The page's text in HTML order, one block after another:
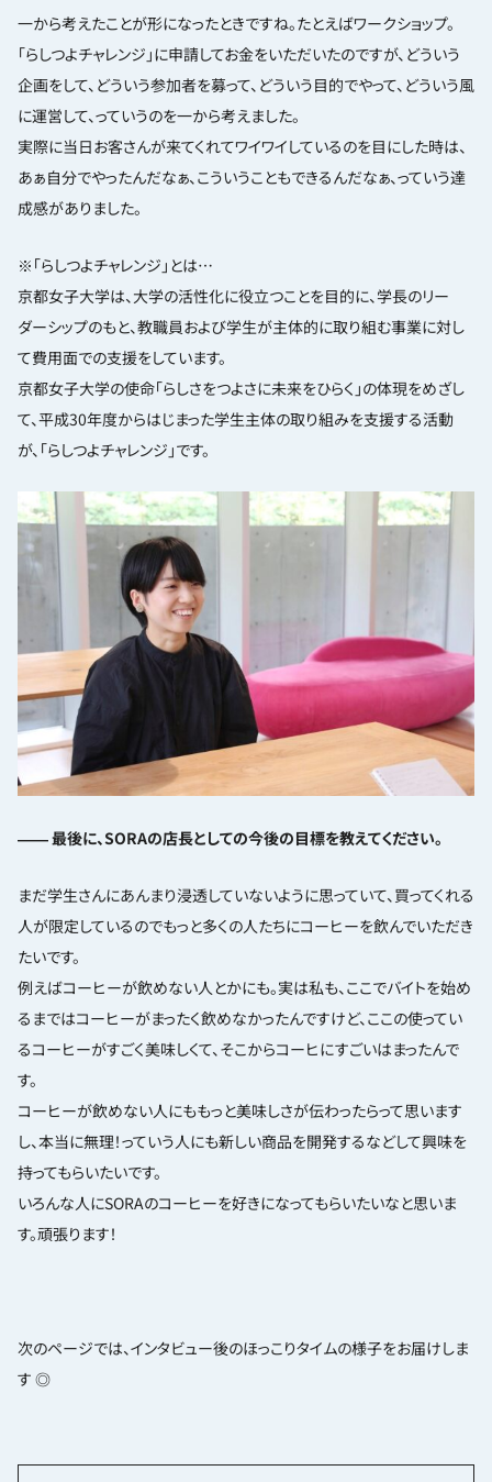
一から考えたことが形になったときですね。たとえばワークショップ。
「らしつよチャレンジ」に申請してお金をいただいたのですが、どういう
企画をして、どういう参加者を募って、どういう目的でやって、どういう風
に運営して、っていうのを一から考えました。
実際に当日お客さんが来てくれてワイワイしているのを目にした時は、
あぁ自分でやったんだなぁ、こういうこともできるんだなぁ、っていう達
成感がありました。
※「らしつよチャレンジ」とは‎…
京都女子大学は、大学の活性化に役立つことを目的に、学長のリー
ダーシップのもと、教職員および学生が主体的に取り組む事業に対し
て費用面での支援をしています。
京都女子大学の使命「らしさをつよさに未来をひらく」の体現をめざし
て、平成30年度からはじまった学生主体の取り組みを支援する活動
が、「らしつよチャレンジ」です。
―― 最後に、SORAの店長としての今後の目標を教えてください。
まだ学生さんにあんまり浸透していないように思っていて、買ってくれる
人が限定しているのでもっと多くの人たちにコーヒーを飲んでいただき
たいです。
例えばコーヒーが飲めない人とかにも。実は私も、ここでバイトを始め
るまではコーヒーがまったく飲めなかったんですけど、ここの使ってい
るコーヒーがすごく美味しくて、そこからコーヒにすごいはまったんで
す。
コーヒーが飲めない人にももっと美味しさが伝わったらって思います
し、本当に無理！っていう人にも新しい商品を開発するなどして興味を
持ってもらいたいです。
いろんな人にSORAのコーヒーを好きになってもらいたいなと思いま
す。頑張ります！
次のページでは、インタビュー後のほっこりタイムの様子をお届けしま
す ◎